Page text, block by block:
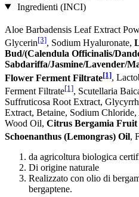
Ingredienti (INCI)
Aloe Barbadensis Leaf Extract
Glycerin[3], Sodium Hyaluronate,
Bud/(Calendula Officinalis/
Sabdariffa/Jasmine/Lavender/
Flower Ferment Filtrate[1],
Ferment Filtrate[1], Scutellaria
Suffruticosa Root Extract,
Extract, Betaine, Sodium
Wood Oil, Citrus Bergamia Fruit
Schoenanthus (Lemongras) Oil,
da agricoltura biologica
Di origine naturale
Realizzato con olio di
bergaptene.